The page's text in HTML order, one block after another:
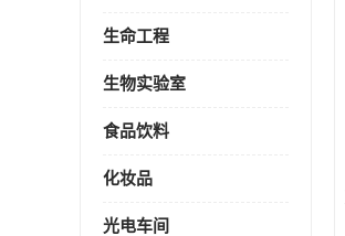
生命工程
生物实验室
食品饮料
化妆品
光电车间